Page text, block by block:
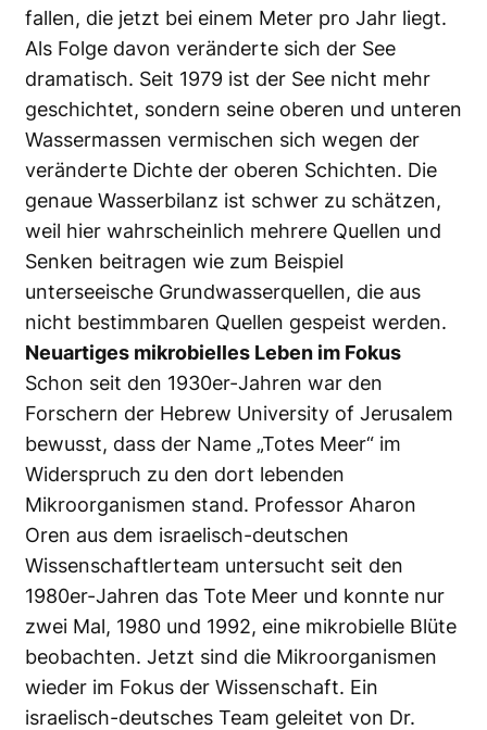
fallen, die jetzt bei einem Meter pro Jahr liegt.
Als Folge davon veränderte sich der See
dramatisch. Seit 1979 ist der See nicht mehr
geschichtet, sondern seine oberen und unteren
Wassermassen vermischen sich wegen der
veränderte Dichte der oberen Schichten. Die
genaue Wasserbilanz ist schwer zu schätzen,
weil hier wahrscheinlich mehrere Quellen und
Senken beitragen wie zum Beispiel
unterseeische Grundwasserquellen, die aus
nicht bestimmbaren Quellen gespeist werden.
Neuartiges mikrobielles Leben im Fokus
Schon seit den 1930er-Jahren war den
Forschern der Hebrew University of Jerusalem
bewusst, dass der Name „Totes Meer“ im
Widerspruch zu den dort lebenden
Mikroorganismen stand. Professor Aharon
Oren aus dem israelisch-deutschen
Wissenschaftlerteam untersucht seit den
1980er-Jahren das Tote Meer und konnte nur
zwei Mal, 1980 und 1992, eine mikrobielle Blüte
beobachten. Jetzt sind die Mikroorganismen
wieder im Fokus der Wissenschaft. Ein
israelisch-deutsches Team geleitet von Dr.